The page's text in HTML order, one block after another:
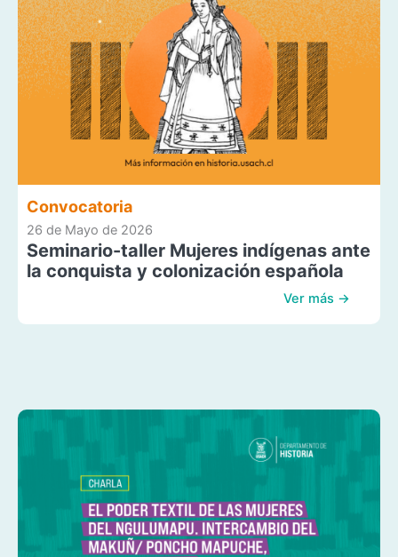
Convocatoria
26 de Mayo de 2026
Seminario-taller Mujeres indígenas ante
la conquista y colonización española
Ver más →